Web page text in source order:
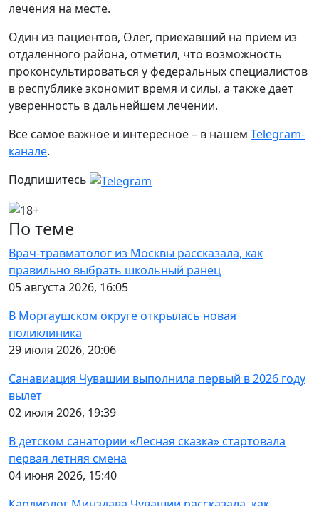
лечения на месте.
Один из пациентов, Олег, приехавший на прием из
отдаленного района, отметил, что возможность
проконсультироваться у федеральных специалистов
в республике экономит время и силы, а также дает
уверенность в дальнейшем лечении.
Все самое важное и интересное – в нашем Telegram-
канале.
Подпишитесь
По теме
Врач-травматолог из Москвы рассказала, как
правильно выбрать школьный ранец
05 августа 2026, 16:05
В Моргаушском округе открылась новая
поликлиника
29 июля 2026, 20:06
Санавиация Чувашии выполнила первый в 2026 году
вылет
02 июля 2026, 19:39
В детском санатории «Лесная сказка» стартовала
первая летняя смена
04 июня 2026, 15:40